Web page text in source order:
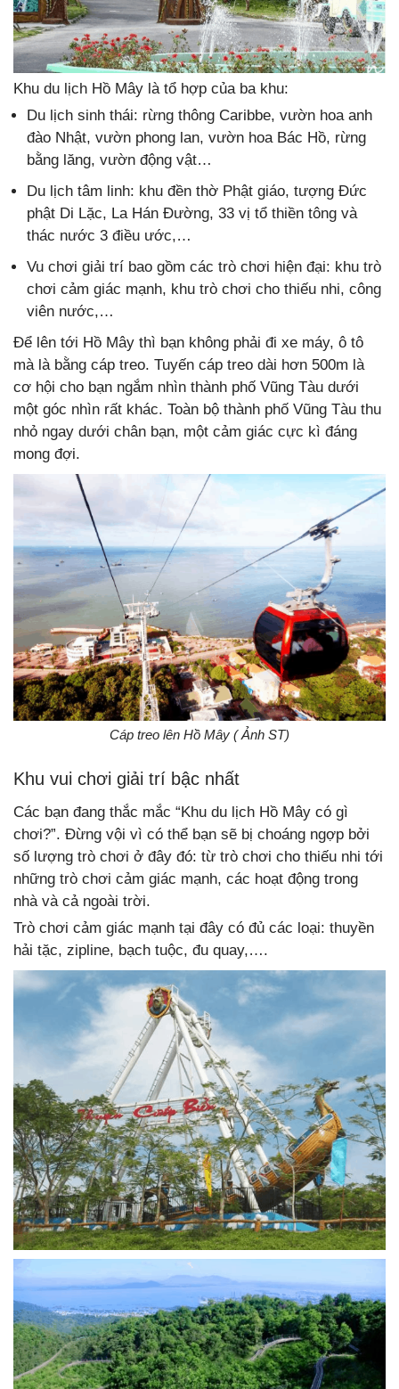
Khu du lịch Hồ Mây là tổ hợp của ba khu:
Du lịch sinh thái: rừng thông Caribbe, vườn hoa anh
đào Nhật, vườn phong lan, vườn hoa Bác Hồ, rừng
bằng lăng, vườn động vật…
Du lịch tâm linh: khu đền thờ Phật giáo, tượng Đức
phật Di Lặc, La Hán Đường, 33 vị tổ thiền tông và
thác nước 3 điều ước,…
Vu chơi giải trí bao gồm các trò chơi hiện đại: khu trò
chơi cảm giác mạnh, khu trò chơi cho thiếu nhi, công
viên nước,…
Để lên tới Hồ Mây thì bạn không phải đi xe máy, ô tô
mà là bằng cáp treo. Tuyến cáp treo dài hơn 500m là
cơ hội cho bạn ngắm nhìn thành phố Vũng Tàu dưới
một góc nhìn rất khác. Toàn bộ thành phố Vũng Tàu thu
nhỏ ngay dưới chân bạn, một cảm giác cực kì đáng
mong đợi.
Cáp treo lên Hồ Mây ( Ảnh ST)
Khu vui chơi giải trí bậc nhất
Các bạn đang thắc mắc “Khu du lịch Hồ Mây có gì
chơi?”. Đừng vội vì có thể bạn sẽ bị choáng ngợp bởi
số lượng trò chơi ở đây đó: từ trò chơi cho thiếu nhi tới
những trò chơi cảm giác mạnh, các hoạt động trong
nhà và cả ngoài trời.
Trò chơi cảm giác mạnh tại đây có đủ các loại: thuyền
hải tặc, zipline, bạch tuộc, đu quay,….